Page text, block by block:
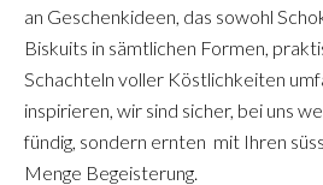
an Geschenkideen, das sowohl
Biskuits in sämtlichen Formen,
Schachteln voller Köstlichkeiten
inspirieren, wir sind sicher, bei uns
fündig, sondern ernten mit Ihren
Menge Begeisterung.